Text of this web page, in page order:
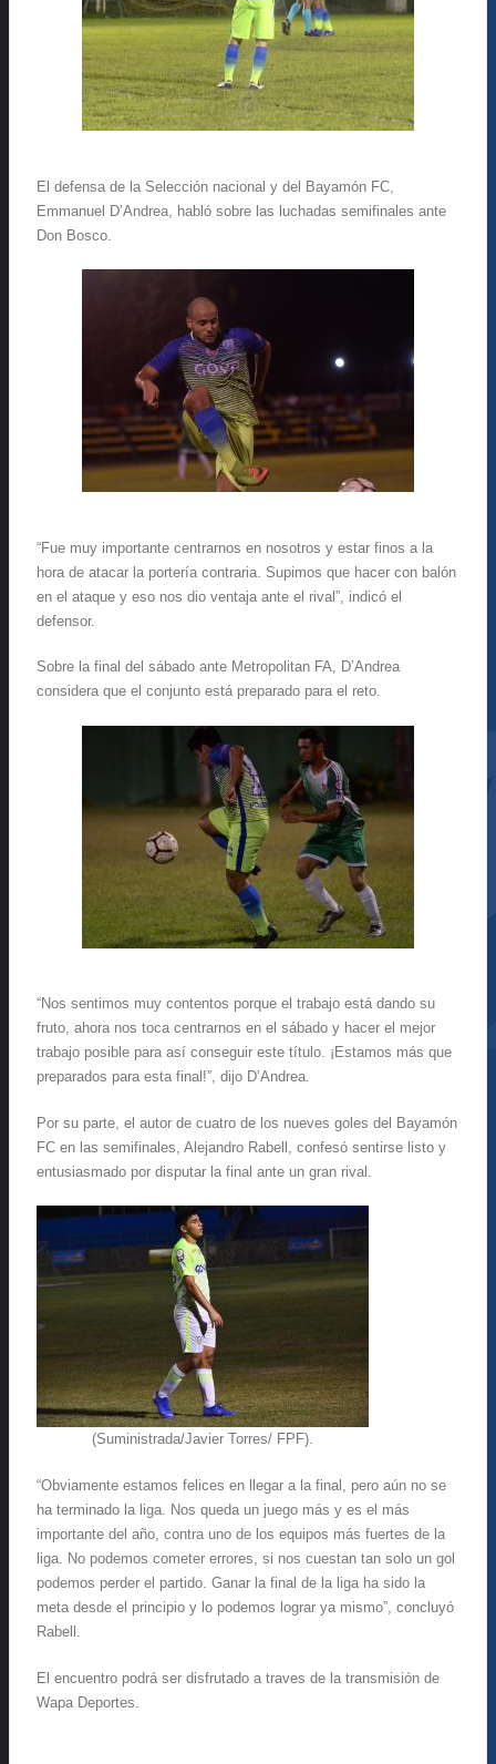
El defensa de la Selección nacional y del Bayamón FC,
Emmanuel D’Andrea, habló sobre las luchadas semifinales ante
Don Bosco.
“Fue muy importante centrarnos en nosotros y estar finos a la
hora de atacar la portería contraria. Supimos que hacer con balón
en el ataque y eso nos dio ventaja ante el rival”, indicó el
defensor.
Sobre la final del sábado ante Metropolitan FA, D’Andrea
considera que el conjunto está preparado para el reto.
“Nos sentimos muy contentos porque el trabajo está dando su
fruto, ahora nos toca centrarnos en el sábado y hacer el mejor
trabajo posible para así conseguir este título. ¡Estamos más que
preparados para esta final!”, dijo D’Andrea.
Por su parte, el autor de cuatro de los nueves goles del Bayamón
FC en las semifinales, Alejandro Rabell, confesó sentirse listo y
entusiasmado por disputar la final ante un gran rival.
(Suministrada/Javier Torres/ FPF).
“Obviamente estamos felices en llegar a la final, pero aún no se
ha terminado la liga. Nos queda un juego más y es el más
importante del año, contra uno de los equipos más fuertes de la
liga. No podemos cometer errores, si nos cuestan tan solo un gol
podemos perder el partido. Ganar la final de la liga ha sido la
meta desde el principio y lo podemos lograr ya mismo”, concluyó
Rabell.
El encuentro podrá ser disfrutado a traves de la transmisión de
Wapa Deportes.